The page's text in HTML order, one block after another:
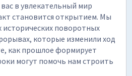
в увлекательный мир
становится открытием. Мы
исторических поворотных
которые изменили ход
как прошлое формирует
могут помочь нам строить